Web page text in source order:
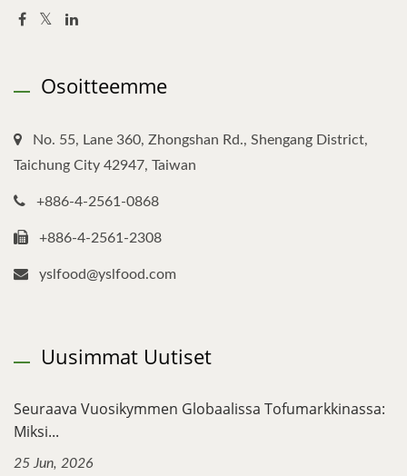
Osoitteemme
No. 55, Lane 360, Zhongshan Rd., Shengang District,
Taichung City 42947, Taiwan
+886-4-2561-0868
+886-4-2561-2308
yslfood@yslfood.com
Uusimmat Uutiset
Seuraava Vuosikymmen Globaalissa Tofumarkkinassa:
Miksi...
25 Jun, 2026